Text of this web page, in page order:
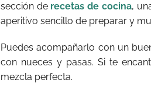
sección de recetas de cocina,
aperitivo sencillo de preparar y
Puedes acompañarlo con un
con nueces y pasas. Si te
mezcla perfecta.